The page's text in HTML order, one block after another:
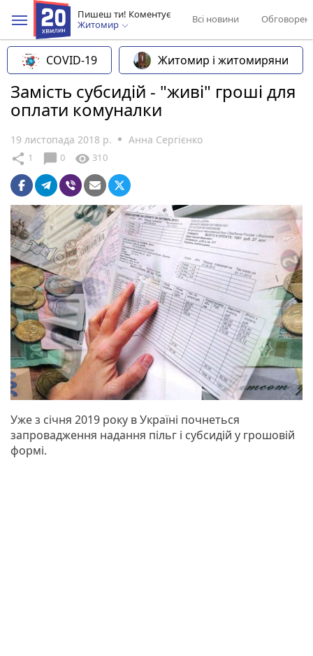
Пишеш ти! Коментує
Житомир
Всі новини
COVID-19 Житомир і житомиряни
Замість субсидій - "живі" гроші для
оплати комуналки
19 листопада 2018 р. Анна Сергієнко
share 1 chat_bubble 0 visibility 310
Уже з січня 2019 року в Україні почнеться
запровадження надання пільг і субсидій у грошовій
формі.